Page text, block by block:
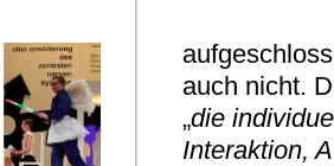
auch nicht.
„die
Interaktion,